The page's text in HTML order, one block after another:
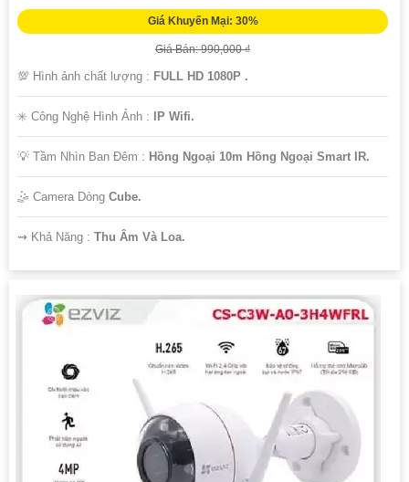
Giá Khuyến Mại: 30%
Giá Bán: 990,000 ₫
💯 Hình ảnh chất lượng : FULL HD 1080P .
✳️ Công Nghệ Hình Ảnh : IP Wifi.
💡 Tầm Nhìn Ban Đêm : Hồng Ngoại 10m Hồng Ngoại Smart IR.
🤹 Camera Dòng Cube.
️⇝ Khả Năng : Thu Âm Và Loa.